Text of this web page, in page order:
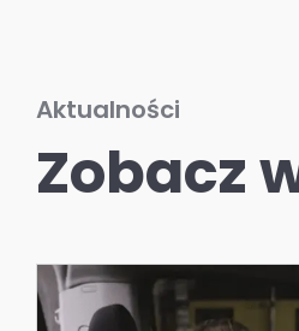
Aktualności
Zobacz